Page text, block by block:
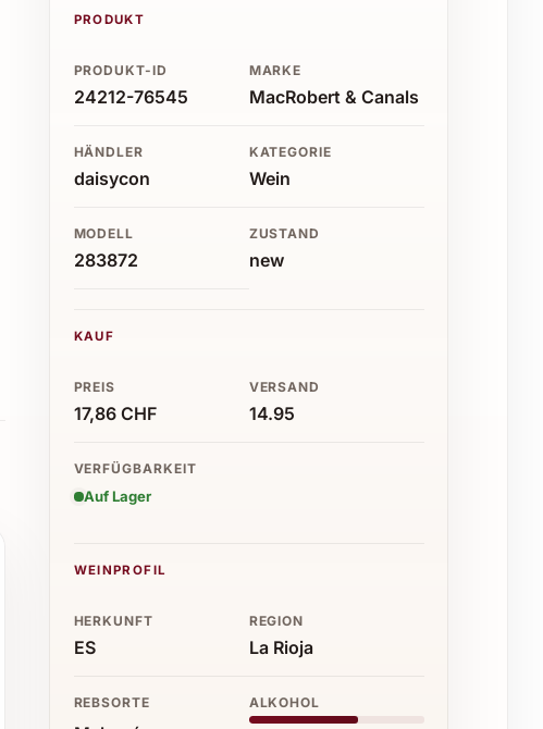
PRODUKT
PRODUKT-ID
24212-76545
MARKE
MacRobert & Canals
HÄNDLER
daisycon
KATEGORIE
Wein
MODELL
283872
ZUSTAND
new
KAUF
PREIS
17,86 CHF
VERSAND
14.95
VERFÜGBARKEIT
Auf Lager
WEINPROFIL
HERKUNFT
ES
REGION
La Rioja
REBSORTE ALKOHOL